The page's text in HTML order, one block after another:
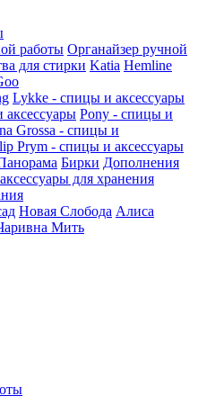
работы Органайзер ручной
для стирки Katia Hemline
Lykke - спицы и аксессуары
Pony - спицы и
Grossa - спицы и
Prym - спицы и аксессуары
Бирки Дополнения
для хранения
Новая Слобода Алиса
Мить